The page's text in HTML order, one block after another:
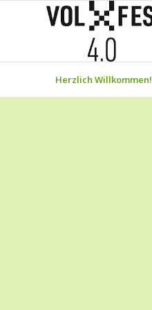
Herzlich Willkommen!